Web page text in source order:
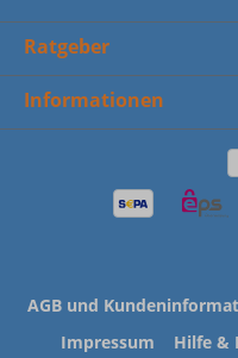
Ratgeber
Informationen
AGB und
Impressum
Hilfe &